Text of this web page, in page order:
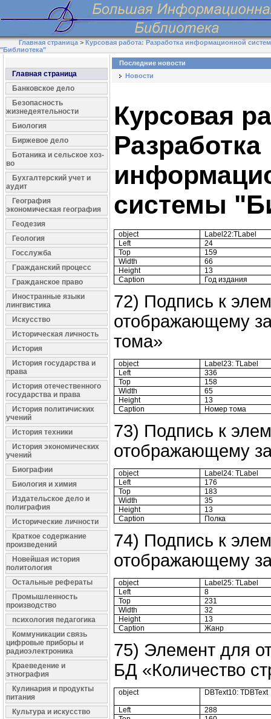
Главная страница>Курсовая работа: Разработка информационной
"Библиотека"
Главная страница
Банковское дело
Безопасность
жизнедеятельности
Биология
Биржевое дело
Ботаника и сельское хоз-
во
Бухгалтерский учет и
аудит
География
экономическая география
Геодезия
Геология
Госслужба
Гражданский процесс
Гражданское право
Иностранные языки
лингвистика
Искусство
Историческая личность
История
История государства и
права
История отечественного
государства и права
История политичиских
учений
История техники
История экономических
учений
Биографии
Биология и химия
Издательское дело и
полиграфия
Исторические личности
Краткое содержание
произведений
Новейшая история
политология
Остальные рефераты
Промышленность
производство
психология педагогика
Коммуникации связь
цифровые приборы и
радиоэлектроника
Краеведение и
этнография
Кулинария и продукты
питания
Культура и искусство
Последние новости
Новости
Курсовая
Разработка
системы
object
Label22:TLabel
Left
24
Top
159
Width
66
Height
13
Caption
Год издания
72) Подпись к
отображающему
тома»
object
Label23: TLabel
Left
336
Top
158
Width
65
Height
13
Caption
Номер тома
73) Подпись к
отображающему
object
Label24: TLabel
Left
176
Top
183
Width
35
Height
13
Caption
Полка
74) Подпись к
отображающему
object
Label25: TLabel
Left
8
Top
231
Width
32
Height
13
Caption
Жанр
75) Элемент для
БД «Количество
object DBText10: TDBText
Left
288